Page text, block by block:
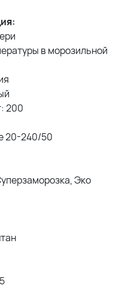
в морозильной
200
20-240/50
Эко